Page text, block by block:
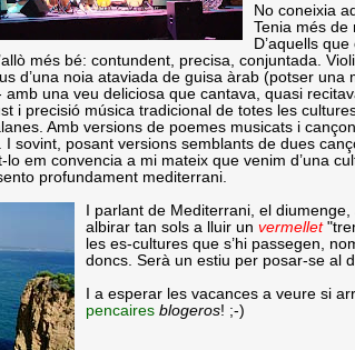
No coneixia
Tenia més de
D’aquells
més bé: contundent, precisa, conjuntada.
d’una noia ataviada de guisa àrab (potser
una veu deliciosa que cantava, quasi
i precisió música tradicional de totes les
Amb versions de poemes musicats i
I sovint, posant versions semblants de dues
lo em convencia a mi mateix que venim d’una
profundament mediterrani.
I parlant de Mediterrani, el
albirar tan sols a lluir unvermellet
les es-cultures que s’hi passegen,
doncs. Serà un estiu per posar-se al
I a esperar les vacances a veure si
pencaires blogeros! ;-)